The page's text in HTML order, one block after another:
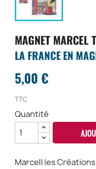
MAGNET MARCEL
LA FRANCE EN
5,00 €
TTC
Quantité
Marcel| les Créations